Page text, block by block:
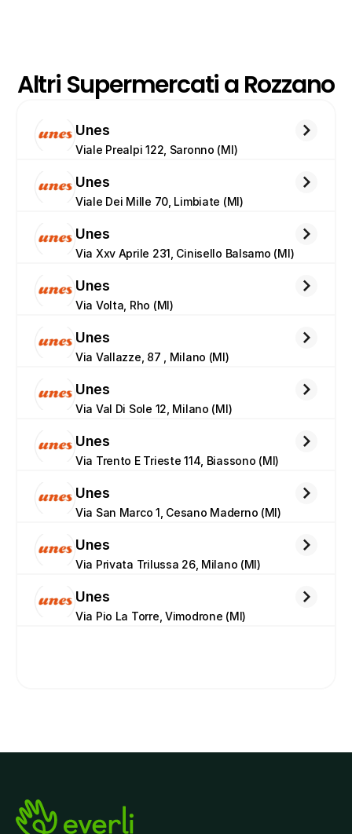
Altri Supermercati a Rozzano
Unes
Viale Prealpi 122, Saronno (MI)
Unes
Viale Dei Mille 70, Limbiate (MI)
Unes
Via Xxv Aprile 231, Cinisello Balsamo (MI)
Unes
Via Volta, Rho (MI)
Unes
Via Vallazze, 87 , Milano (MI)
Unes
Via Val Di Sole 12, Milano (MI)
Unes
Via Trento E Trieste 114, Biassono (MI)
Unes
Via San Marco 1, Cesano Maderno (MI)
Unes
Via Privata Trilussa 26, Milano (MI)
Unes
Via Pio La Torre, Vimodrone (MI)